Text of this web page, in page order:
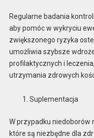
Regularne badania
aby pomóc w wykryciu
zwiększonego ryzyka
umożliwia szybsze
profilaktycznych i
utrzymania zdrowych
Suplementacja
W przypadku niedoborów
które są niezbędne dla